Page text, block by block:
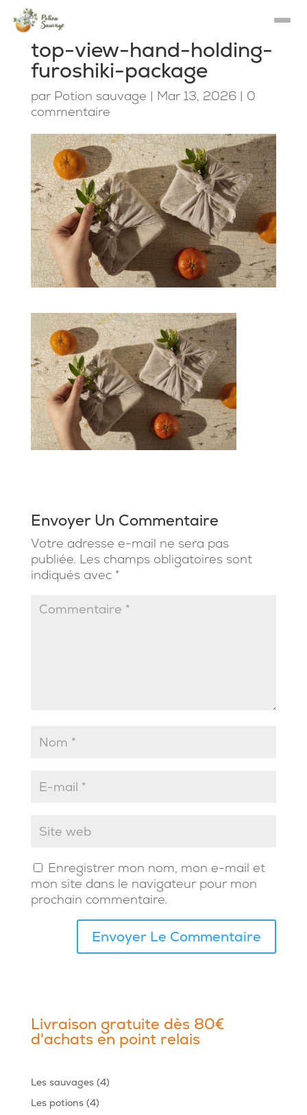
top-view-hand-holding-
furoshiki-package
par Potion sauvage | Mar 13, 2026| 0
commentaire
Envoyer Un Commentaire
Votre adresse e-mail ne sera pas
publiée. Les champs obligatoires sont
indiqués avec *
Enregistrer mon nom, mon e-mail et
mon site dans le navigateur pour mon
prochain commentaire.
Livraison gratuite dès 80€
d'achats en point relais
Les sauvages 44
Les potions 44